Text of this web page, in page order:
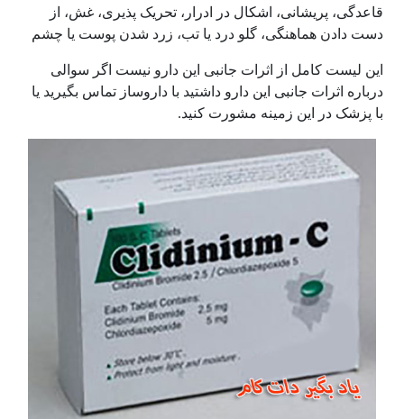
قاعدگی، پریشانی، اشکال در ادرار، تحریک پذیری، غش، از
دست دادن هماهنگی، گلو درد یا تب، زرد شدن پوست یا چشم
این لیست کامل از اثرات جانبی این دارو نیست اگر سوالی
درباره اثرات جانبی این دارو داشتید با داروساز تماس بگیرید یا
با پزشک در این زمینه مشورت کنید.